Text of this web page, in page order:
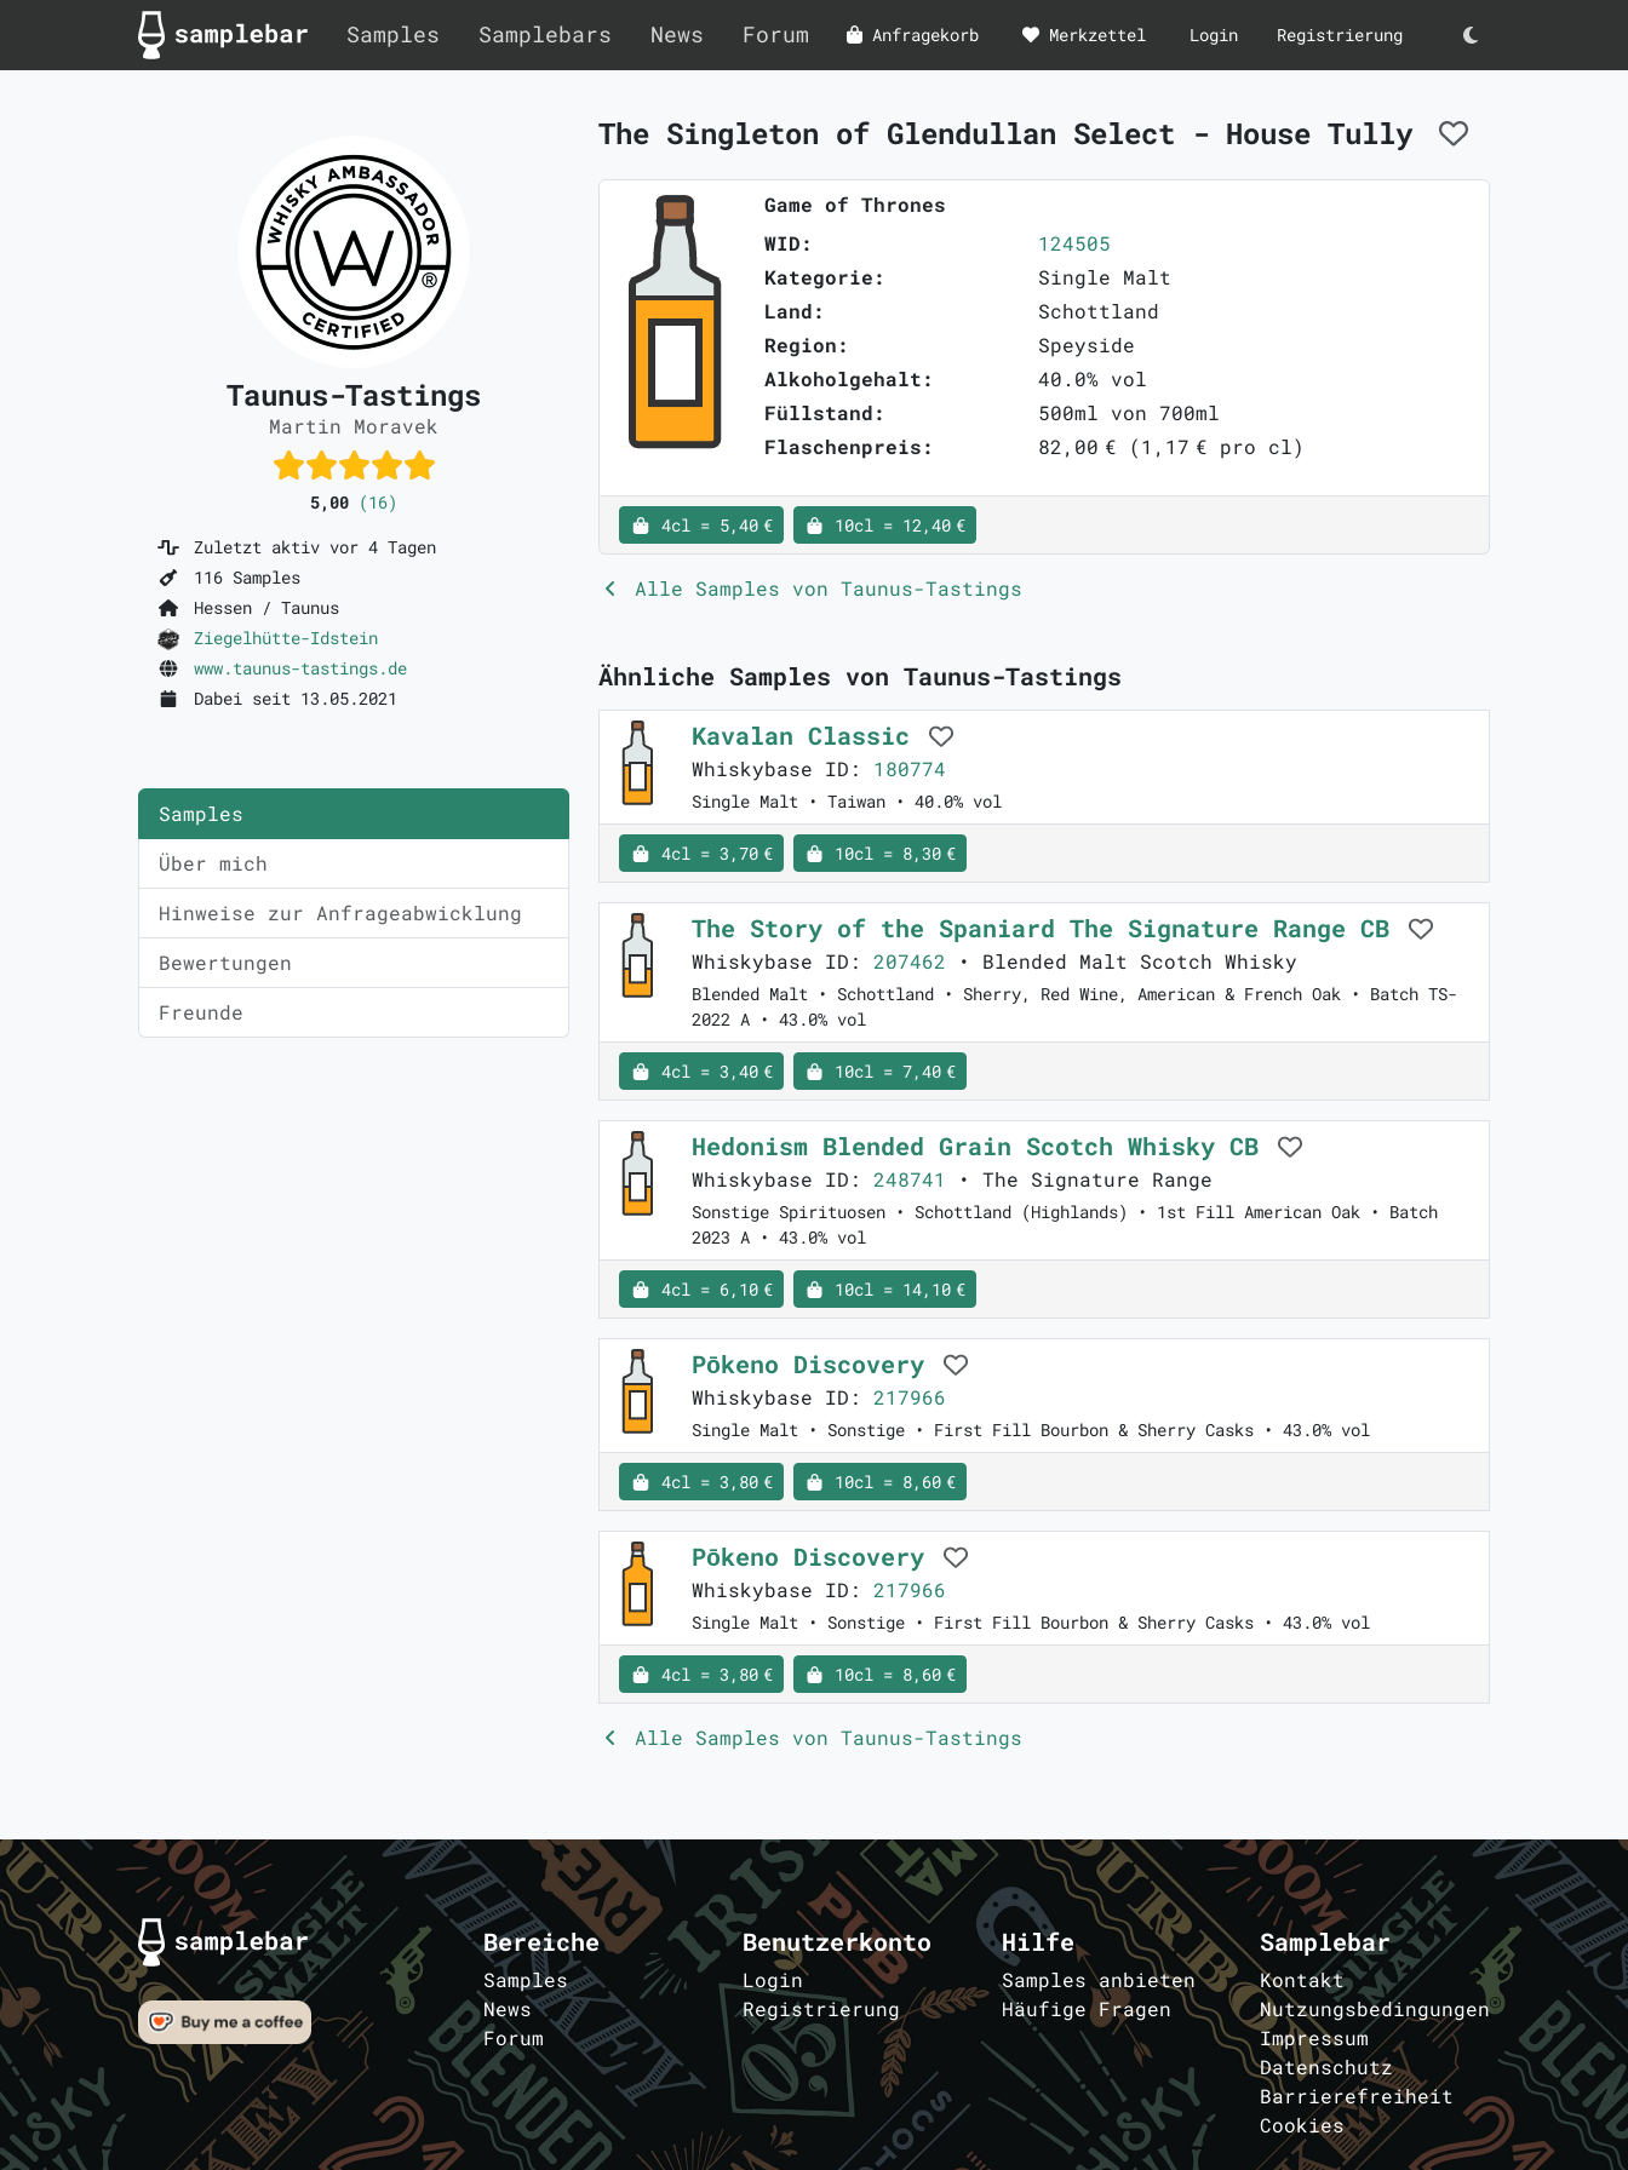
Samples Samplebars News Forum Anfragekorb Merkzettel Login Registrierung Darkmode
Taunus-Tastings
Martin Moravek
5,00 (16)
Zuletzt aktiv vor 4 Tagen
116 Samples
Hessen / Taunus
Ziegelhütte-Idstein
www.taunus-tastings.de
Dabei seit 13.05.2021
Samples
Über mich
Hinweise zur Anfrageabwicklung
Bewertungen
Freunde
The Singleton of Glendullan Select - House Tully
Game of Thrones
WID:
124505
Kategorie:
Single Malt
Land:
Schottland
Region:
Speyside
Alkoholgehalt:
40.0% vol
Füllstand:
500ml von 700ml
Flaschenpreis:
82,00 € (1,17 € pro cl)
4cl = 5,40 € 10cl = 12,40 €
Alle Samples von Taunus-Tastings
Ähnliche Samples von Taunus-Tastings
Kavalan Classic
Whiskybase ID: 180774
Single Malt • Taiwan • 40.0% vol
4cl = 3,70 € 10cl = 8,30 €
The Story of the Spaniard The Signature Range CB
Whiskybase ID: 207462 • Blended Malt Scotch Whisky
Blended Malt • Schottland • Sherry, Red Wine, American & French Oak • Batch TS-
2022 A • 43.0% vol
4cl = 3,40 € 10cl = 7,40 €
Hedonism Blended Grain Scotch Whisky CB
Whiskybase ID: 248741 • The Signature Range
Sonstige Spirituosen • Schottland (Highlands) • 1st Fill American Oak • Batch
2023 A • 43.0% vol
4cl = 6,10 € 10cl = 14,10 €
Pōkeno Discovery
Whiskybase ID: 217966
Single Malt • Sonstige • First Fill Bourbon & Sherry Casks • 43.0% vol
4cl = 3,80 € 10cl = 8,60 €
Pōkeno Discovery
Whiskybase ID: 217966
Single Malt • Sonstige • First Fill Bourbon & Sherry Casks • 43.0% vol
4cl = 3,80 € 10cl = 8,60 €
Alle Samples von Taunus-Tastings
Bereiche
Samples
News
Forum
Benutzerkonto
Login
Registrierung
Hilfe
Samples anbieten
Häufige Fragen
Samplebar
Kontakt
Nutzungsbedingungen
Impressum
Datenschutz
Barrierefreiheit
Cookies